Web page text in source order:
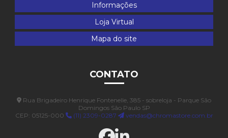
Informações
Loja Virtual
Mapa do site
CONTATO
Rua Brigadeiro Henrique Fontenelle, 385 - sobreloja - Parque São
Domingos São Paulo SP
CEP: 05125-000
(11) 2309-0287 vendas@chromastore.com.br